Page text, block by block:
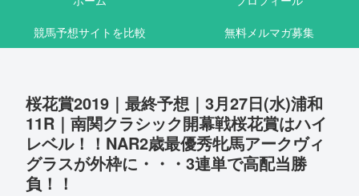
競馬予想サイトを比較
無料メルマガ募集
桜花賞2019｜最終予想｜3月27日(水)浦和
11R｜南関クラシック開幕戦桜花賞はハイ
レベル！！NAR2歳最優秀牝馬アークヴィ
グラスが外枠に・・・3連単で高配当勝
負！！